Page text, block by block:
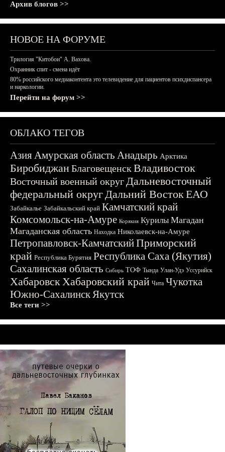
Архив блогов >>
НОВОЕ НА ФОРУМЕ
Трилогия "Китобои" А. Вахова.
Охранник спит - смена идёт
80% российского медиаконтента это телевидение для пациентов психдиспансера
и наркологии.
Перейти на форум >>
ОБЛАКО ТЕГОВ
АзияАмурская область Анадырь Арктика
БиробиджанБлаговещенскВладивосток
Восточный военный округДальневосточный
федеральный округДальний ВостокЕАО
Забайкалье Забайкальский край Камчатский край
Комсомольск-на-Амуре Корякия Курилы Магадан
Магаданская область Находка Николаевск-на-Амуре
Петропавловск-КамчатскийПриморский
край Республика Бурятия Республика Саха (Якутия)
Сахалинская область Сибирь ТОФ Тында Улан-Удэ Уссурийск
ХабаровскХабаровский край Чита Чукотка
Южно-СахалинскЯкутск
Все теги >>